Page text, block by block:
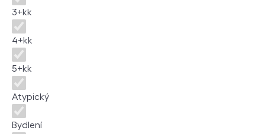
3+kk
4+kk
5+kk
Atypický
Bydlení